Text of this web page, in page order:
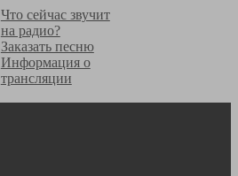
Что сейчас звучит
на радио?
Заказать песню
Информация о
трансляции